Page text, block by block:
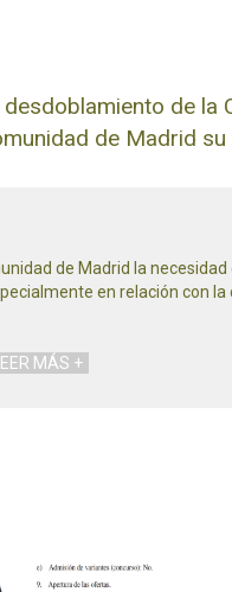
de
de Madrid
de Madrid la
en relación con
LEER MÁS +